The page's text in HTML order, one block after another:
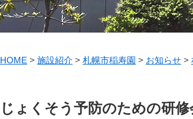
HOME > 施設紹介 > 札幌市稲寿園 > お知らせ >
じょくそう予防のための研